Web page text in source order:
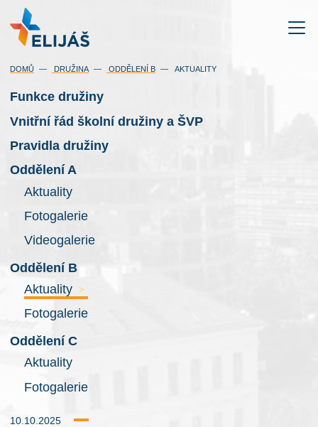
DOMŮ DRUŽINA ODDĚLENÍ B AKTUALITY
Funkce družiny
Vnitřní řád školní družiny a ŠVP
Pravidla družiny
Oddělení A
Aktuality
Fotogalerie
Videogalerie
Oddělení B
Aktuality >
Fotogalerie
Oddělení C
Aktuality
Fotogalerie
10.10.2025